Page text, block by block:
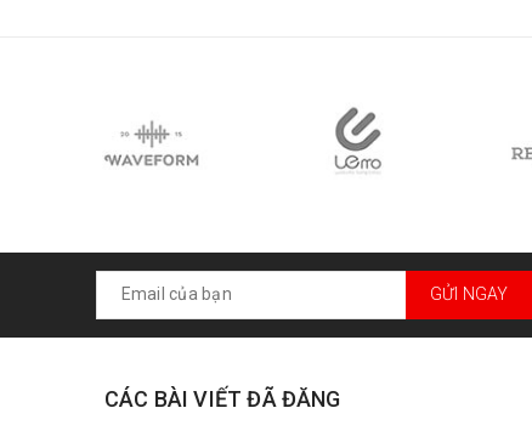
GỬI NGAY
CÁC BÀI VIẾT ĐÃ ĐĂNG